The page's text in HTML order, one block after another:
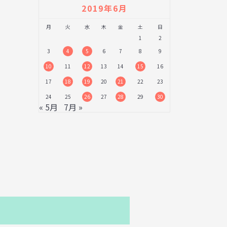
2019年6月
月 火 水 木 金 土
日
1
2
3
4 5 6 7 8
9
10
11 12 13 14 15
16
17
18 19 20 21 22
23
24
25 26 27 28 29 30
« 5月 7月 »